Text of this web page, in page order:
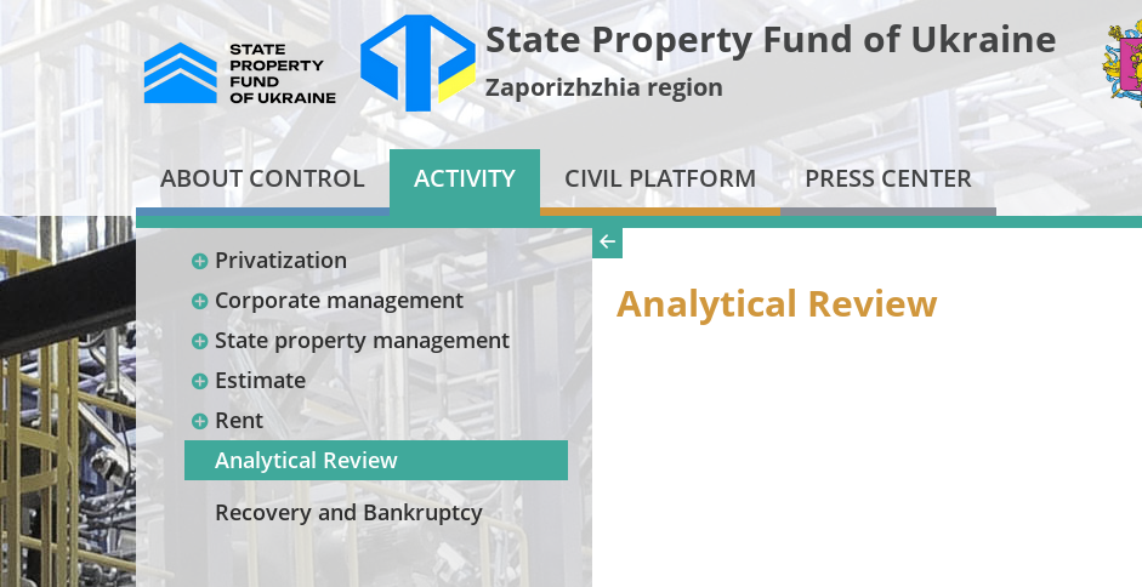
State Property Fund of Ukraine
Zaporizhzhia region
ABOUT CONTROL ACTIVITY CIVIL PLATFORM PRESS CENTER
Privatization
Corporate management
State property management
Estimate
Rent
Analytical Review
Recovery and Bankruptcy
Analytical Review